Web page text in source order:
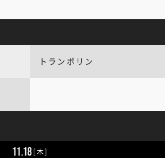
トランポリン
11.18[木]